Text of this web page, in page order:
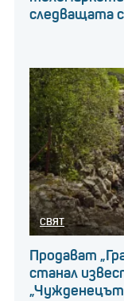
следващата
СВЯТ
Продават
станал